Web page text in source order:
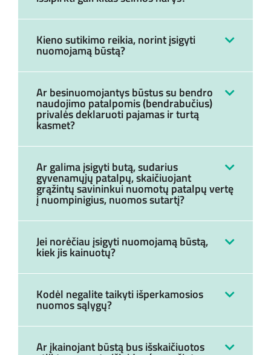
Kieno sutikimo reikia, norint įsigyti
nuomojamą būstą?
Ar besinuomojantys būstus su bendro
naudojimo patalpomis (bendrabučius)
privalės deklaruoti pajamas ir turtą
kasmet?
Ar galima įsigyti butą, sudarius
gyvenamųjų patalpų, skaičiuojant
grąžintų savininkui nuomotų patalpų vertę
į nuompinigius, nuomos sutartį?
Jei norėčiau įsigyti nuomojamą būstą,
kiek jis kainuotų?
Kodėl negalite taikyti išperkamosios
nuomos sąlygų?
Ar įkainojant būstą bus išskaičiuotos